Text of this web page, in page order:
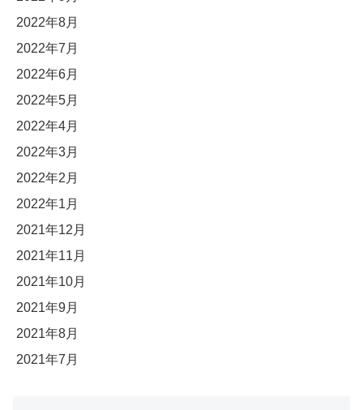
2022年8月
2022年7月
2022年6月
2022年5月
2022年4月
2022年3月
2022年2月
2022年1月
2021年12月
2021年11月
2021年10月
2021年9月
2021年8月
2021年7月